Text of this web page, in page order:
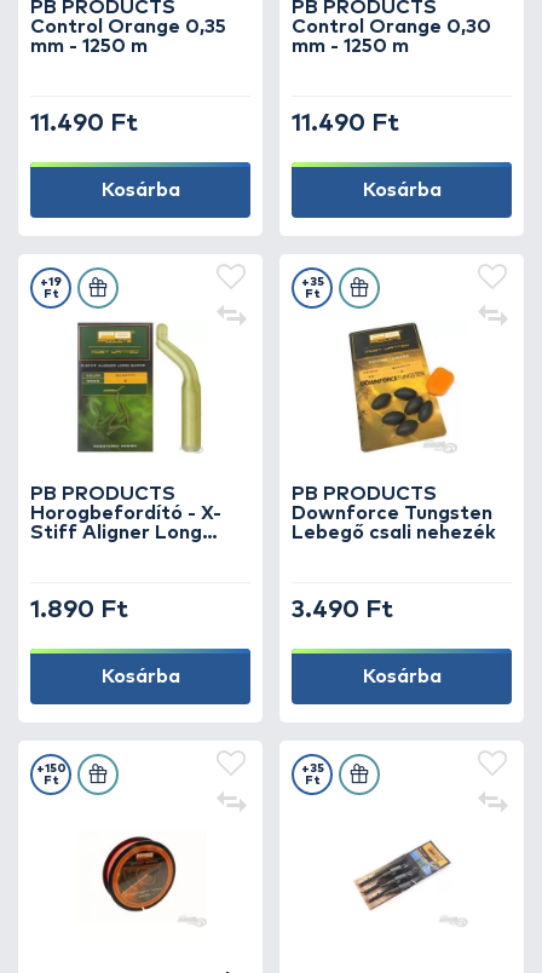
PB PRODUCTS
Control Orange 0,35
mm - 1250 m
11.490 Ft
Kosárba
PB PRODUCTS
Control Orange 0,30
mm - 1250 m
11.490 Ft
Kosárba
PB PRODUCTS
Horogbefordító - X-
Stiff Aligner Long
+19
Ft
1.890 Ft
Kosárba
PB PRODUCTS
Downforce Tungsten
Lebegő csali nehezék
+35
Ft
3.490 Ft
Kosárba
+150
Ft
+35
Ft